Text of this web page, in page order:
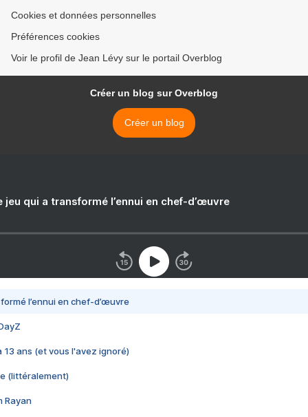
Cookies et données personnelles
Préférences cookies
Voir le profil de Jean Lévy sur le portail Overblog
Créer un blog sur Overblog
Créer un blog
jeu qui a transformé l’ennui en chef-d’œuvre
l’ennui en chef-d’œuvre
13 ans (et vous l'avez ignoré)
(littéralement)
Rayan